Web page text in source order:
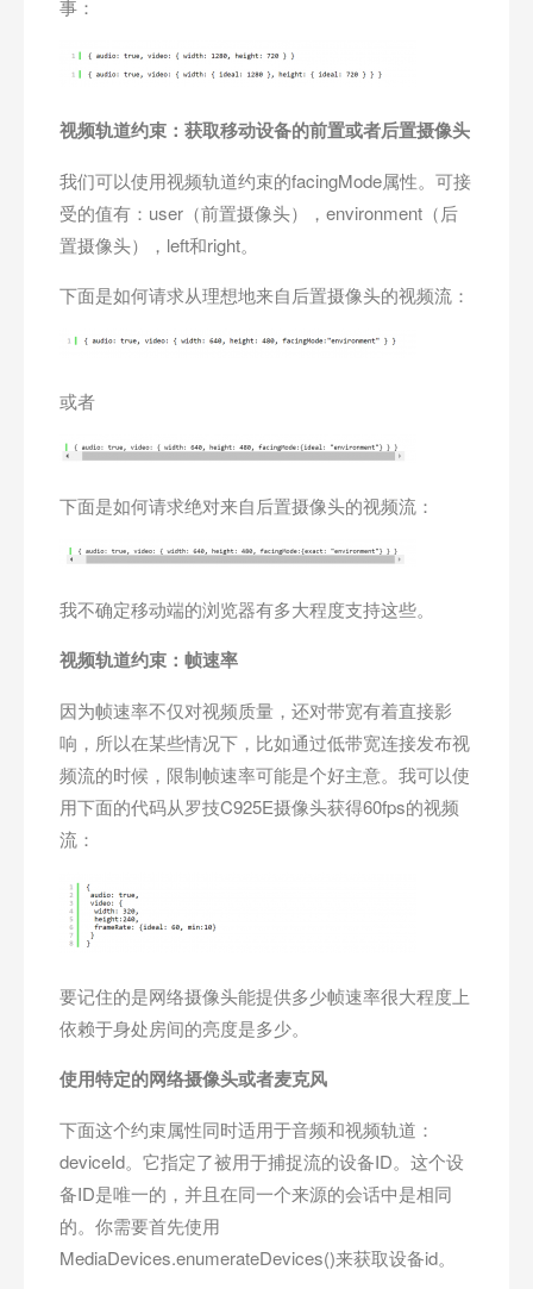
事：
视频轨道约束：获取移动设备的前置或者后置摄像头
我们可以使用视频轨道约束的facingMode属性。可接
受的值有：user（前置摄像头），environment（后
置摄像头），left和right。
下面是如何请求从理想地来自后置摄像头的视频流：
或者
下面是如何请求绝对来自后置摄像头的视频流：
我不确定移动端的浏览器有多大程度支持这些。
视频轨道约束：帧速率
因为帧速率不仅对视频质量，还对带宽有着直接影
响，所以在某些情况下，比如通过低带宽连接发布视
频流的时候，限制帧速率可能是个好主意。我可以使
用下面的代码从罗技C925E摄像头获得60fps的视频
流：
要记住的是网络摄像头能提供多少帧速率很大程度上
依赖于身处房间的亮度是多少。
使用特定的网络摄像头或者麦克风
下面这个约束属性同时适用于音频和视频轨道：
deviceId。它指定了被用于捕捉流的设备ID。这个设
备ID是唯一的，并且在同一个来源的会话中是相同
的。你需要首先使用
MediaDevices.enumerateDevices()来获取设备id。